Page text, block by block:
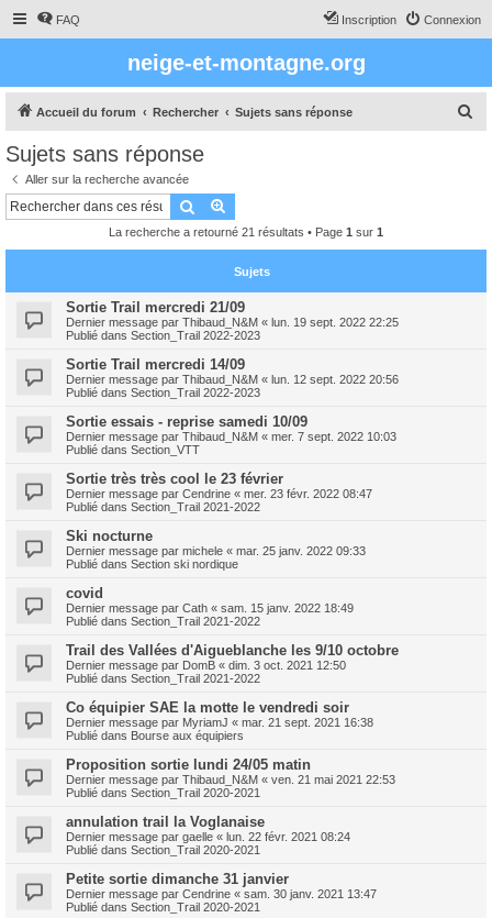
FAQ Connexion
Inscription
neige-et-montagne.org
Accueil du forum Rechercher Sujets sans réponse
h
Sujets sans réponse
Aller sur la recherche avancée
Rechercher
La recherche a retourné 21 résultats • Page 1 sur 1
Sujets
Sortie Trail mercredi 21/09
Dernier message par Thibaud_N&M « lun. 19 sept. 2022 22:25
Publié dans Section_Trail 2022-2023
Sortie Trail mercredi 14/09
Dernier message par Thibaud_N&M « lun. 12 sept. 2022 20:56
Publié dans Section_Trail 2022-2023
Sortie essais - reprise samedi 10/09
Dernier message par Thibaud_N&M « mer. 7 sept. 2022 10:03
Publié dans Section_VTT
Sortie très très cool le 23 février
Dernier message par Cendrine « mer. 23 févr. 2022 08:47
Publié dans Section_Trail 2021-2022
Ski nocturne
Dernier message par michele « mar. 25 janv. 2022 09:33
Publié dans Section ski nordique
covid
Dernier message par Cath « sam. 15 janv. 2022 18:49
Publié dans Section_Trail 2021-2022
Trail des Vallées d'Aigueblanche les 9/10 octobre
Dernier message par DomB « dim. 3 oct. 2021 12:50
Publié dans Section_Trail 2021-2022
Co équipier SAE la motte le vendredi soir
Dernier message par MyriamJ « mar. 21 sept. 2021 16:38
Publié dans Bourse aux équipiers
Proposition sortie lundi 24/05 matin
Dernier message par Thibaud_N&M « ven. 21 mai 2021 22:53
Publié dans Section_Trail 2020-2021
annulation trail la Voglanaise
Dernier message par gaelle « lun. 22 févr. 2021 08:24
Publié dans Section_Trail 2020-2021
Petite sortie dimanche 31 janvier
Dernier message par Cendrine « sam. 30 janv. 2021 13:47
Publié dans Section_Trail 2020-2021